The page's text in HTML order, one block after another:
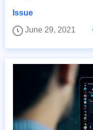
Issue
June 29, 2021